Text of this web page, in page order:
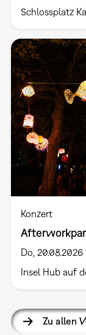
Schlossplatz
Konzert
Do, 20.08.2026
Insel Hub auf
Zu allen